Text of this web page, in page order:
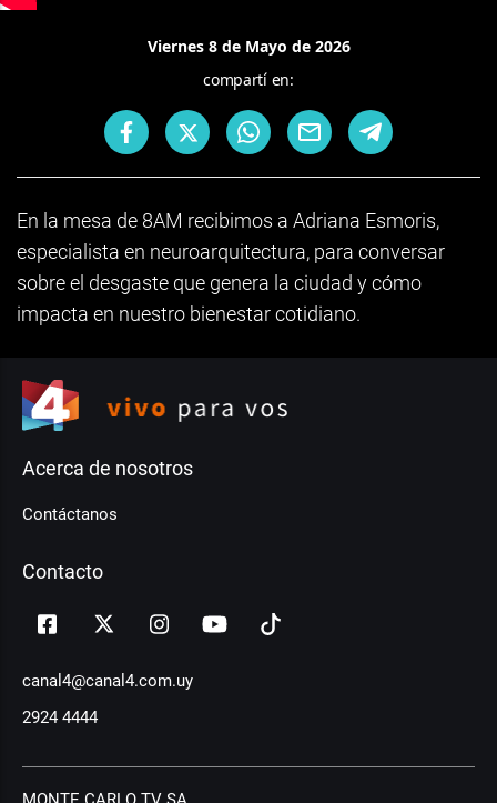
Viernes 8 de Mayo de 2026
compartí en:
En la mesa de 8AM recibimos a Adriana Esmoris,
especialista en neuroarquitectura, para conversar
sobre el desgaste que genera la ciudad y cómo
impacta en nuestro bienestar cotidiano.
Acerca de nosotros
Contáctanos
Contacto
canal4@canal4.com.uy
2924 4444